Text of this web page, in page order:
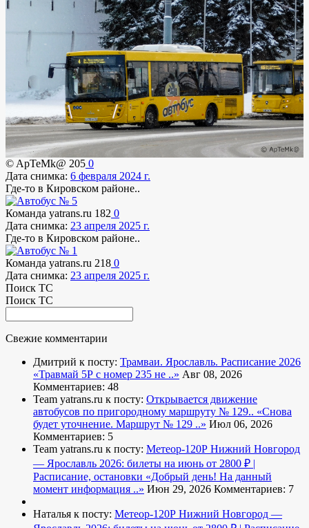
© ApTeMk@ 205 0
Дата снимка: 6 февраля 2024 г.
Где-то в Кировском районе..
Команда yatrans.ru 182 0
Дата снимка: 23 апреля 2025 г.
Где-то в Кировском районе..
Команда yatrans.ru 218 0
Дата снимка: 23 апреля 2025 г.
Поиск ТС
Поиск ТС
Свежие комментарии
Дмитрий к посту: Трамваи. Ярославль. Расписание 2026
«Травмай 5Р с номер 235 не ..» Авг 08, 2026
Комментариев: 48
Team yatrans.ru к посту: Открывается движение
автобусов по пригородному маршруту № 129.. «Снова
будет уточнение. Маршрут № 129 ..» Июл 06, 2026
Комментариев: 5
Team yatrans.ru к посту: Метеор-120Р Нижний Новгород
— Ярославль 2026: билеты на июнь от 2800 ₽ |
Расписание, остановки «Добрый день! На данный
момент информация ..» Июн 29, 2026 Комментариев: 7
Наталья к посту: Метеор-120Р Нижний Новгород —